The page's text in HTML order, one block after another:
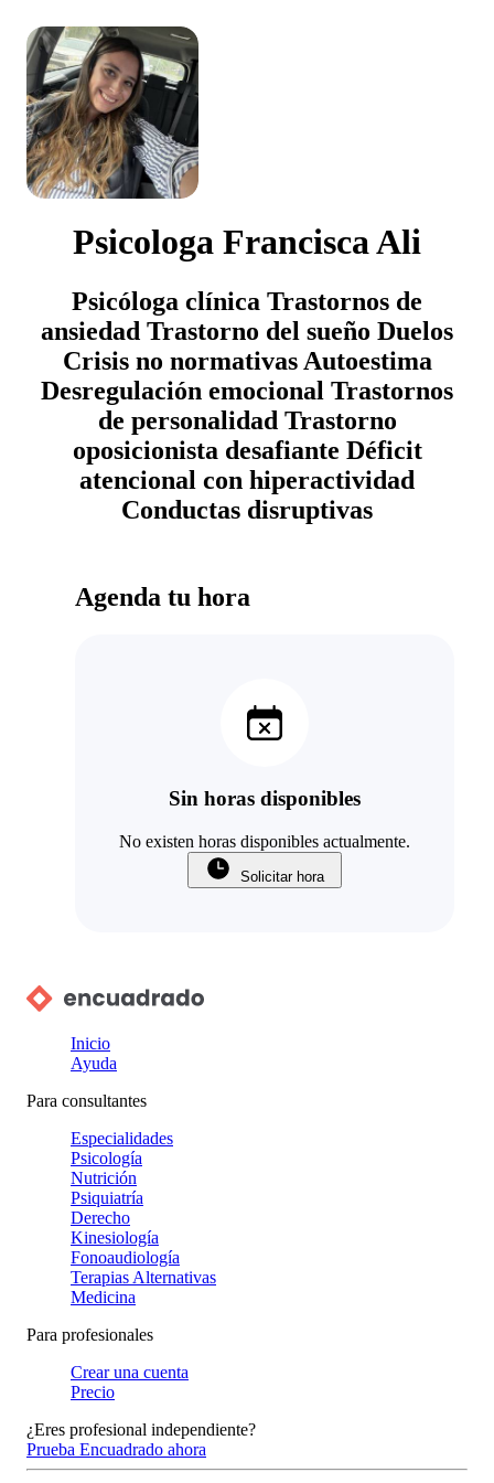
Psicologa Francisca Ali
Psicóloga clínica Trastornos de
ansiedad Trastorno del sueño Duelos
Crisis no normativas Autoestima
Desregulación emocional Trastornos
de personalidad Trastorno
oposicionista desafiante Déficit
atencional con hiperactividad
Conductas disruptivas
Agenda tu hora
Sin horas disponibles
No existen horas disponibles actualmente.
Solicitar hora
Inicio
Ayuda
Para consultantes
Especialidades
Psicología
Nutrición
Psiquiatría
Derecho
Kinesiología
Fonoaudiología
Terapias Alternativas
Medicina
Para profesionales
Crear una cuenta
Precio
¿Eres profesional independiente?
Prueba Encuadrado ahora